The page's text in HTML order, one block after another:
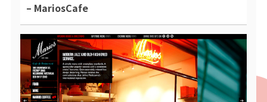
– MariosCafe